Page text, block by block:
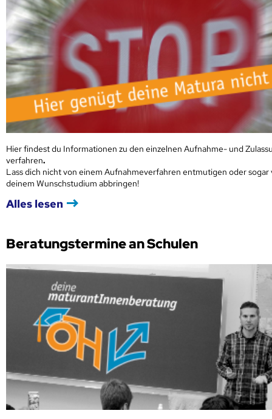
Hier findest du Informationen zu den einzelnen Aufnahme- und
verfahren.
Lass dich nicht von einem Aufnahmeverfahren entmutigen oder sogar
deinem Wunschstudium abbringen!
Alles lesen
Beratungstermine an Schulen